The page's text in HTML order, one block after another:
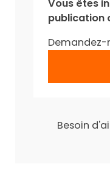
Vous êtes
publication
Demandez-
Besoin